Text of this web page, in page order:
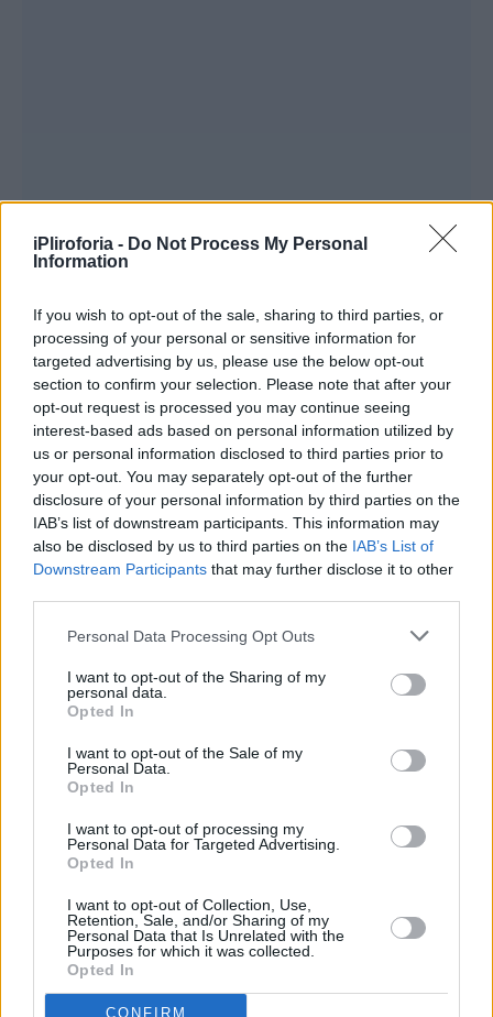
iPliroforia - Do Not Process My Personal
Information
If you wish to opt-out of the sale, sharing to third parties, or
processing of your personal or sensitive information for
targeted advertising by us, please use the below opt-out
section to confirm your selection. Please note that after your
opt-out request is processed you may continue seeing
interest-based ads based on personal information utilized by
us or personal information disclosed to third parties prior to
your opt-out. You may separately opt-out of the further
disclosure of your personal information by third parties on the
IAB’s list of downstream participants. This information may
also be disclosed by us to third parties on the IAB’s List of
Downstream Participants that may further disclose it to other
Personal Data Processing Opt Outs
I want to opt-out of the Sharing of my
personal data.
Opted In
I want to opt-out of the Sale of my
Personal Data.
Opted In
I want to opt-out of processing my
Personal Data for Targeted Advertising.
Opted In
I want to opt-out of Collection, Use,
Retention, Sale, and/or Sharing of my
Personal Data that Is Unrelated with the
Purposes for which it was collected.
Opted In
CONFIRM
χρόνου τέτοια μέρα θα τραγουδήσει τόσο
δυνατά για όλους εσάς που θα τρανταξει με
την φωνή του όλο το σύμπαν. Τα φιλιά μας
και τις ευχές μας σε όλους και ιδιαίτερα σ
εσάς που πολεμάτε με το θηρίο που λέγεται
καρκίνος. ΔΥΝΑΜΗ!!! Αγάπη, Πίστη, Ελπίδα».
Η ανάρτηση της συντρόφου
του Γιώργου Δασκαλάκη